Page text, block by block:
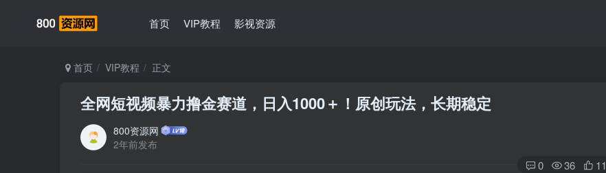
首页 VIP教程 影视资源
首页 VIP教程 正文
全网短视频暴力撸金赛道，日入1000＋！原创玩法，长期稳定
800资源网
2年前发布
0 36 11